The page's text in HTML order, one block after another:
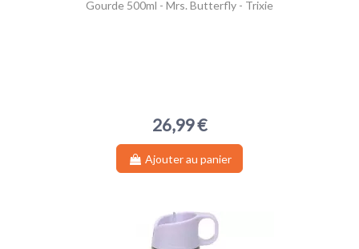
Gourde 500ml - Mrs. Butterfly - Trixie
26,99 €
Ajouter au panier